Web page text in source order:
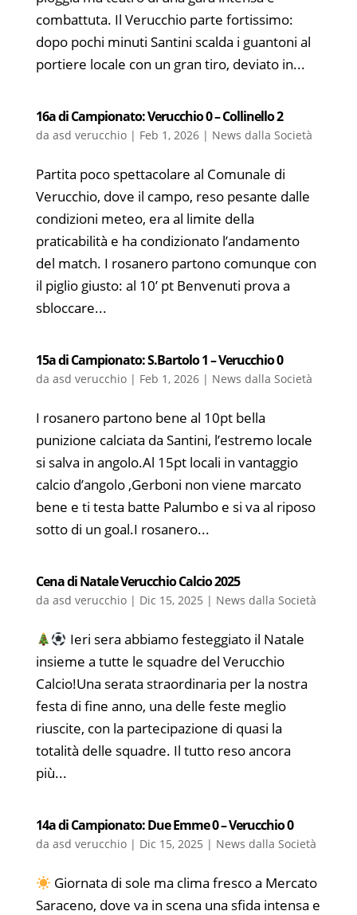
combattuta. Il Verucchio parte fortissimo:
dopo pochi minuti Santini scalda i guantoni al
portiere locale con un gran tiro, deviato in...
16a di Campionato: Verucchio 0 – Collinello 2
da asd verucchio| Feb 1, 2026| News dalla Società
Partita poco spettacolare al Comunale di
Verucchio, dove il campo, reso pesante dalle
condizioni meteo, era al limite della
praticabilità e ha condizionato l’andamento
del match. I rosanero partono comunque con
il piglio giusto: al 10’ pt Benvenuti prova a
sbloccare...
15a di Campionato: S.Bartolo 1 – Verucchio 0
da asd verucchio| Feb 1, 2026| News dalla Società
I rosanero partono bene al 10pt bella
punizione calciata da Santini, l’estremo locale
si salva in angolo.Al 15pt locali in vantaggio
calcio d’angolo ,Gerboni non viene marcato
bene e ti testa batte Palumbo e si va al riposo
sotto di un goal.I rosanero...
Cena di Natale Verucchio Calcio 2025
da asd verucchio| Dic 15, 2025 | News dalla Società
Ieri sera abbiamo festeggiato il Natale
insieme a tutte le squadre del Verucchio
Calcio!Una serata straordinaria per la nostra
festa di fine anno, una delle feste meglio
riuscite, con la partecipazione di quasi la
totalità delle squadre. Il tutto reso ancora
più...
14a di Campionato: Due Emme 0 – Verucchio 0
da asd verucchio| Dic 15, 2025 | News dalla Società
Giornata di sole ma clima fresco a Mercato
Saraceno, dove va in scena una sfida intensa e